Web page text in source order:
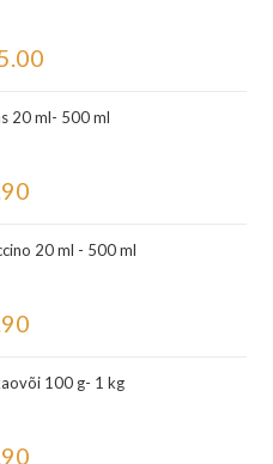
20 ml- 500 ml
20 ml - 500 ml
100 g- 1 kg